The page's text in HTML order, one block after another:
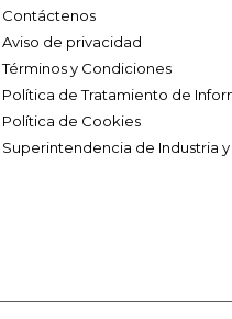
Contáctenos
Aviso de privacidad
Términos y Condiciones
Política de Tratamiento de
Política de Cookies
Superintendencia de Industria